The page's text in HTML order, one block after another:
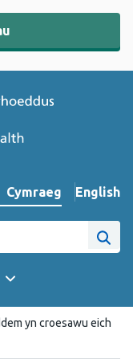
iaith y wefan
Cymraeg English
–
yn croesawu eich